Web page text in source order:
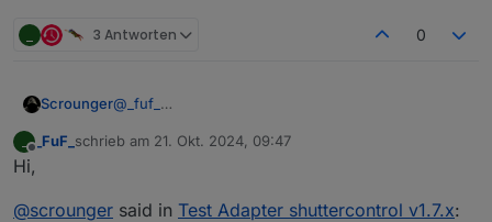
3 Antworten 0
Scrounger@ _fuf_
hinterlegen, dann crasht der adapter nicht mehr.
ssues/763
Mal noch eine andere Frage.
Sonnenschutzposition fährt, dass dann wieder der
_
Offline
_FuF_ schrieb am 21. Okt. 2024, 09:47
zuletzt editiert von
Hi,
@scrounger said in Test Adapter shuttercontrol v1.7.x: